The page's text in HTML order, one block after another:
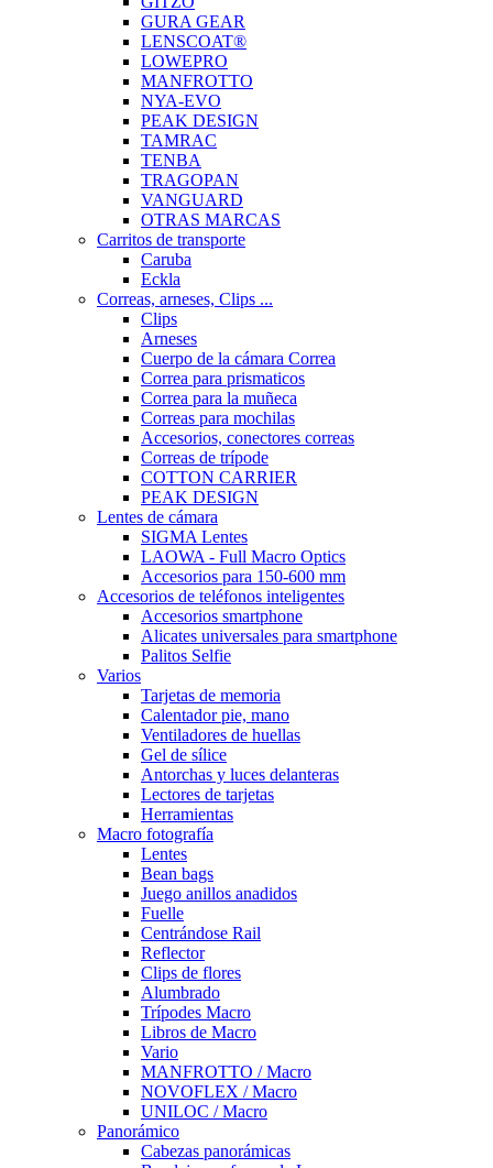
GURA GEAR
LENSCOAT®
LOWEPRO
MANFROTTO
NYA-EVO
PEAK DESIGN
TAMRAC
TENBA
TRAGOPAN
VANGUARD
OTRAS MARCAS
Carritos de transporte
Caruba
Eckla
Correas, arneses, Clips ...
Clips
Arneses
Cuerpo de la cámara Correa
Correa para prismaticos
Correa para la muñeca
Correas para mochilas
Accesorios, conectores correas
Correas de trípode
COTTON CARRIER
PEAK DESIGN
Lentes de cámara
SIGMA Lentes
LAOWA - Full Macro Optics
Accesorios para 150-600 mm
Accesorios de teléfonos inteligentes
Accesorios smartphone
Alicates universales para smartphone
Palitos Selfie
Varios
Tarjetas de memoria
Calentador pie, mano
Ventiladores de huellas
Gel de sílice
Antorchas y luces delanteras
Lectores de tarjetas
Herramientas
Macro fotografía
Lentes
Bean bags
Juego anillos anadidos
Fuelle
Centrándose Rail
Reflector
Clips de flores
Alumbrado
Trípodes Macro
Libros de Macro
Vario
MANFROTTO / Macro
NOVOFLEX / Macro
UNILOC / Macro
Panorámico
Cabezas panorámicas